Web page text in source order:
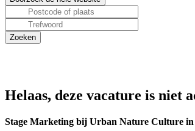
Helaas, deze vacature is niet
Stage Marketing bij Urban Nature Culture